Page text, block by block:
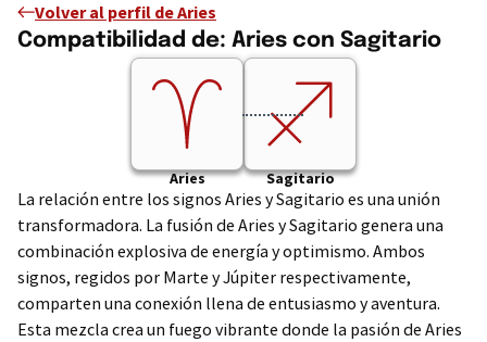
Volver al perfil de Aries
Compatibilidad de: Aries con Sagitario
Aries Sagitario
La relación entre los signos Aries y Sagitario es una unión
transformadora. La fusión de Aries y Sagitario genera una
combinación explosiva de energía y optimismo. Ambos
signos, regidos por Marte y Júpiter respectivamente,
comparten una conexión llena de entusiasmo y aventura.
Esta mezcla crea un fuego vibrante donde la pasión de Aries